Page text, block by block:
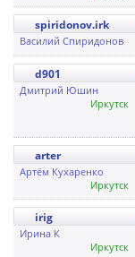
spiridonov.irk
Василий Спиридонов
d901
Дмитрий Юшин
Иркутск
arter
Артём Кухаренко
Иркутск
irig
Ирина К
Иркутск